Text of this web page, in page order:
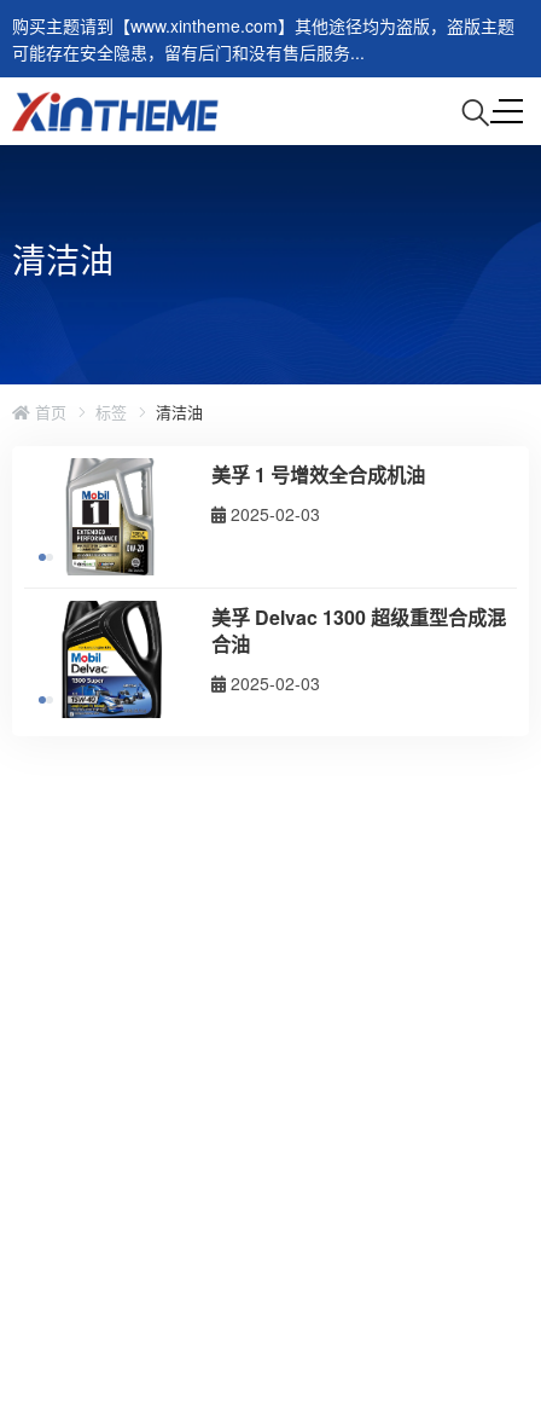
购买主题请到【www.xintheme.com】其他途径均为盗版，盗版主题
可能存在安全隐患，留有后门和没有售后服务...
清洁油
首页 标签 清洁油
美孚 1 号增效全合成机油
2025-02-03
美孚 Delvac 1300 超级重型合成混
合油
2025-02-03